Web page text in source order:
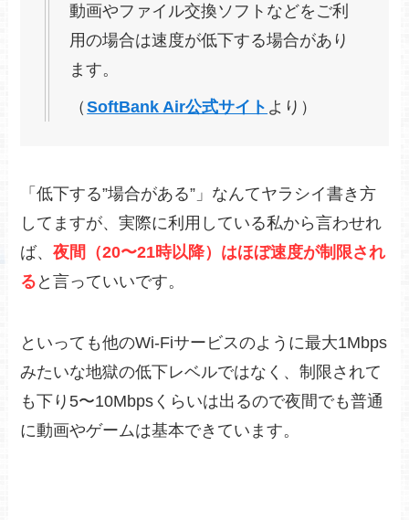
動画やファイル交換ソフトなどをご利
用の場合は速度が低下する場合があり
ます。
（ SoftBank Air公式サイト より）
「低下する”場合がある”」なんてヤラシイ書き方
してますが、実際に利用している私から言わせれ
ば、夜間（20〜21時以降）はほぼ速度が制限され
る と言っていいです。
といっても他のWi-Fiサービスのように最大1Mbps
みたいな地獄の低下レベルではなく、制限されて
も下り5〜10Mbpsくらいは出るので夜間でも普通
に動画やゲームは基本できています。